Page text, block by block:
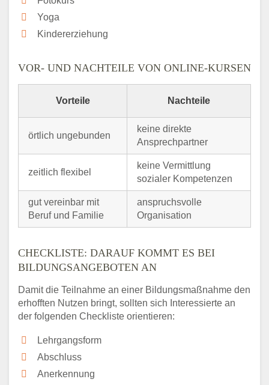
Yoga
Kindererziehung
VOR- UND NACHTEILE VON ONLINE-KURSEN
Vorteile Nachteile
örtlich ungebunden
keine direkte
Ansprechpartner
zeitlich flexibel
keine Vermittlung
sozialer Kompetenzen
gut vereinbar mit
Beruf und Familie
anspruchsvolle
Organisation
CHECKLISTE: DARAUF KOMMT ES BEI
BILDUNGSANGEBOTEN AN
Damit die Teilnahme an einer Bildungsmaßnahme den
erhofften Nutzen bringt, sollten sich Interessierte an
der folgenden Checkliste orientieren:
Lehrgangsform
Abschluss
Anerkennung